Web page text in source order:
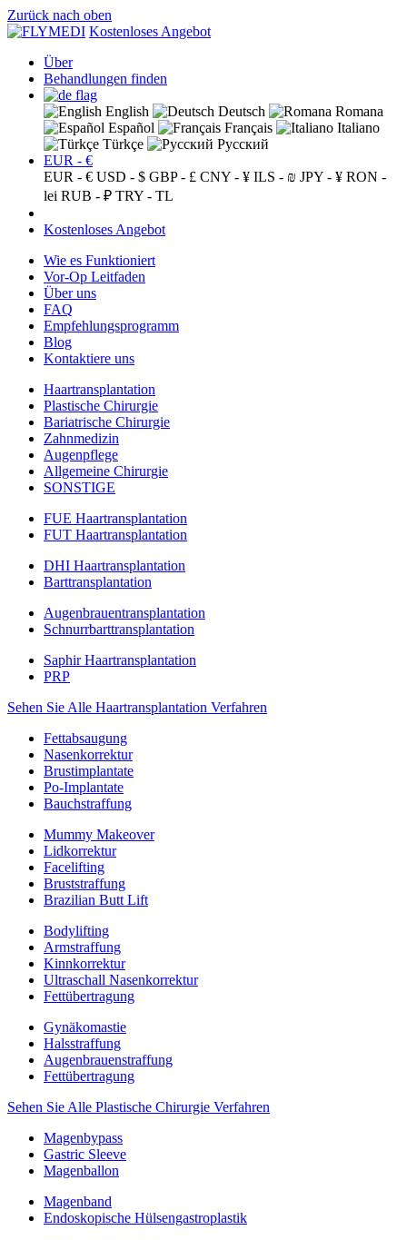
Zurück nach oben
Kostenloses Angebot
Über
Behandlungen finden
English Deutsch
Romana
Español
Français
Italiano
Türkçe
Русский
EUR - €
EUR - € USD - $ GBP - £ CNY - ¥ ILS - ₪ JPY - ¥ RON -
lei RUB - ₽ TRY - TL
Kostenloses Angebot
Wie es Funktioniert
Vor-Op Leitfaden
Über uns
FAQ
Empfehlungsprogramm
Blog
Kontaktiere uns
Haartransplantation
Plastische Chirurgie
Bariatrische Chirurgie
Zahnmedizin
Augenpflege
Allgemeine Chirurgie
SONSTIGE
FUE Haartransplantation
FUT Haartransplantation
DHI Haartransplantation
Barttransplantation
Augenbrauentransplantation
Schnurrbarttransplantation
Saphir Haartransplantation
PRP
Sehen Sie Alle Haartransplantation Verfahren
Fettabsaugung
Nasenkorrektur
Brustimplantate
Po-Implantate
Bauchstraffung
Mummy Makeover
Lidkorrektur
Facelifting
Bruststraffung
Brazilian Butt Lift
Bodylifting
Armstraffung
Kinnkorrektur
Ultraschall Nasenkorrektur
Fettübertragung
Gynäkomastie
Halsstraffung
Augenbrauenstraffung
Fettübertragung
Sehen Sie Alle Plastische Chirurgie Verfahren
Magenbypass
Gastric Sleeve
Magenballon
Magenband
Endoskopische Hülsengastroplastik